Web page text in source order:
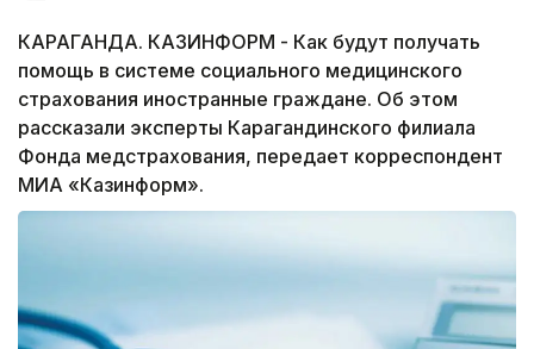
КАРАГАНДА. КАЗИНФОРМ - Как будут получать
помощь в системе социального медицинского
страхования иностранные граждане. Об этом
рассказали эксперты Карагандинского филиала
Фонда медстрахования, передает корреспондент
МИА «Казинформ».